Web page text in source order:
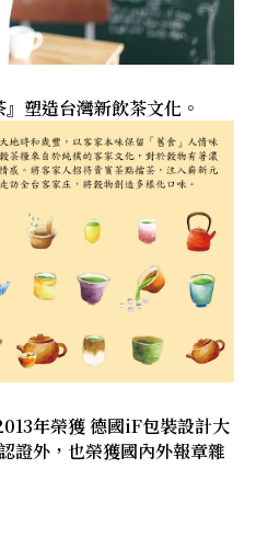
』塑造台灣新飲茶文化。
年榮獲 德國iF包裝設計大
證外，也榮獲國內外報章雜